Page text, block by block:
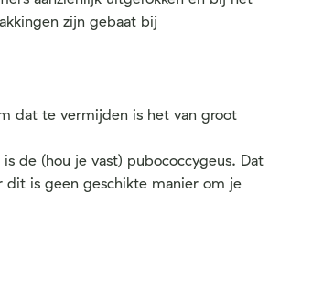
zijn gebaat bij
dat te vermijden is het van groot
de (hou je vast) pubococcygeus. Dat
is geen geschikte manier om je